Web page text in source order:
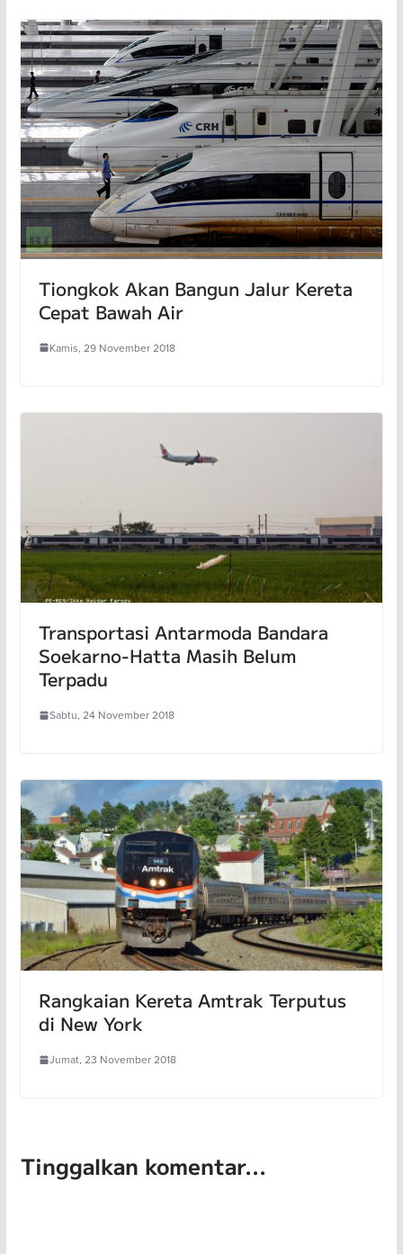
Tiongkok Akan Bangun Jalur Kereta
Cepat Bawah Air
Kamis, 29 November 2018
Transportasi Antarmoda Bandara
Soekarno-Hatta Masih Belum
Terpadu
Sabtu, 24 November 2018
Rangkaian Kereta Amtrak Terputus
di New York
Jumat, 23 November 2018
Tinggalkan komentar...